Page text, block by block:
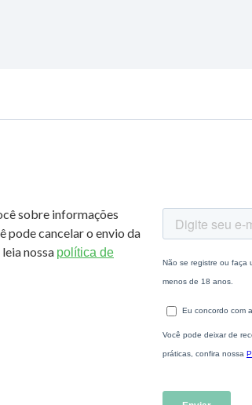
sobre informações
pode cancelar o envio da
nossa política de